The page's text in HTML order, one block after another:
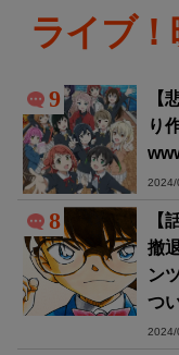
ライブ
9
【
り
2024/
8
【
撤
ン
つ
2024/